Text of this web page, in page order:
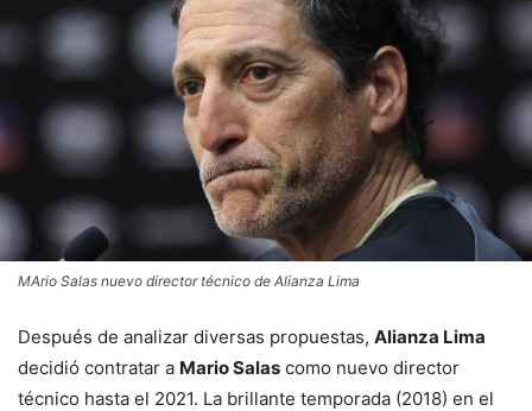
MArio Salas nuevo director técnico de Alianza Lima
Después de analizar diversas propuestas, Alianza Lima
decidió contratar a Mario Salas como nuevo director
técnico hasta el 2021. La brillante temporada (2018) en el